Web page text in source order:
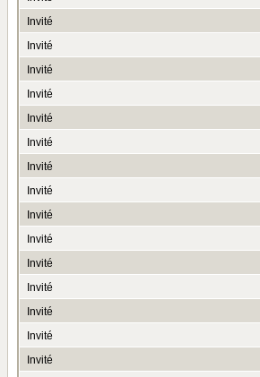
Invité
Invité
Invité
Invité
Invité
Invité
Invité
Invité
Invité
Invité
Invité
Invité
Invité
Invité
Invité